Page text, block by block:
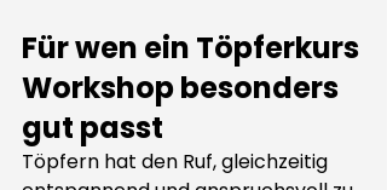
Für wen ein Töpferkurs
Workshop besonders
gut passt
Töpfern hat den Ruf, gleichzeitig